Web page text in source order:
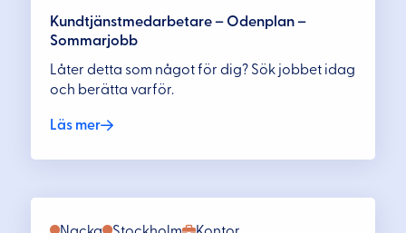
Kundtjänstmedarbetare – Odenplan –
Sommarjobb
Låter detta som något för dig? Sök jobbet idag
och berätta varför.
Läs mer